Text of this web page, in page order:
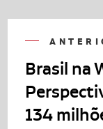
Brasil na
134